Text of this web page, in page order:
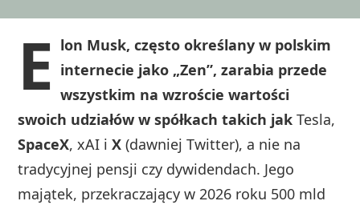
E lon Musk, często określany w polskim
internecie jako „Zen”, zarabia przede
wszystkim na wzroście wartości
swoich udziałów w spółkach takich jakTesla,
SpaceX, xAI iX (dawniej Twitter), a nie na
tradycyjnej pensji czy dywidendach. Jego
majątek, przekraczający w 2026 roku 500 mld